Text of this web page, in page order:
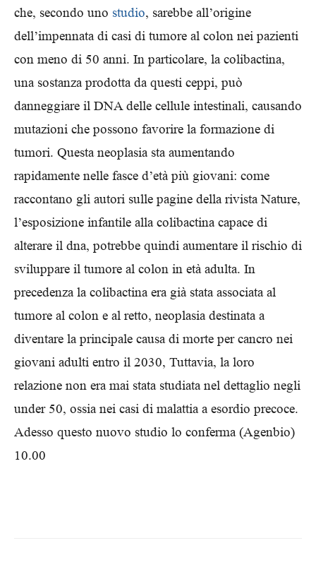
che, secondo uno studio, sarebbe all’origine
dell’impennata di casi di tumore al colon nei pazienti
con meno di 50 anni. In particolare, la colibactina,
una sostanza prodotta da questi ceppi, può
danneggiare il DNA delle cellule intestinali, causando
mutazioni che possono favorire la formazione di
tumori. Questa neoplasia sta aumentando
rapidamente nelle fasce d’età più giovani: come
raccontano gli autori sulle pagine della rivista Nature,
l’esposizione infantile alla colibactina capace di
alterare il dna, potrebbe quindi aumentare il rischio di
sviluppare il tumore al colon in età adulta. In
precedenza la colibactina era già stata associata al
tumore al colon e al retto, neoplasia destinata a
diventare la principale causa di morte per cancro nei
giovani adulti entro il 2030, Tuttavia, la loro
relazione non era mai stata studiata nel dettaglio negli
under 50, ossia nei casi di malattia a esordio precoce.
Adesso questo nuovo studio lo conferma (Agenbio)
10.00